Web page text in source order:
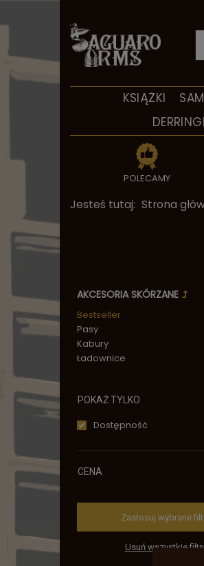
KSIĄŻKI
POLECAMY
Jesteś tutaj: Strona
AKCESORIA SKÓRZANE
Bestseller
Pasy
Kabury
Ładownice
POKAŻ TYLKO
Dostępność
CENA
Zastosuj wybrane
Usuń wszystkie